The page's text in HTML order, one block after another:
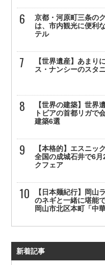
京都・河原町三条の
は、市内観光に便利
テル
【世界遺産】あまり
ス・ナンシーのスタ
【世界の建築】世界
トビアの首都リガで
建築6選
【本格的】エスニッ
全国の成城石井で6
クフェア
【日本麺紀行】岡山
のネギと一緒に堪能
岡山市北区本町「中
新着記事